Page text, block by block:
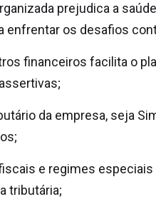
prejudica a
enfrentar os desafios
financeiros facilita o
da empresa, seja
e regimes especiais
tributária;